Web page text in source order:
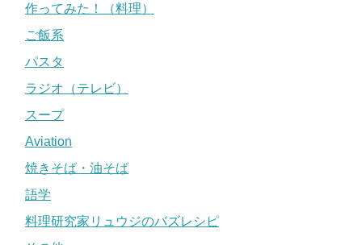
作ってみた！（料理）
ご飯系
パスタ
ラジオ（テレビ）
スープ
Aviation
焼きそば・油そば
語学
料理研究家リュウジのバズレシピ